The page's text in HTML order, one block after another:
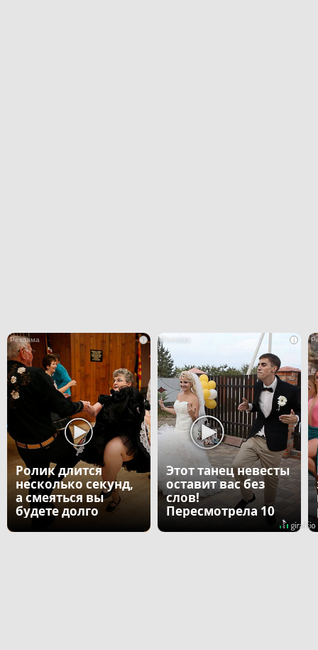
i
Ролик длится
несколько секунд,
а смеяться вы
будете долго
i
Этот танец невесты
оставит вас без
слов!
Пересмотрела 10